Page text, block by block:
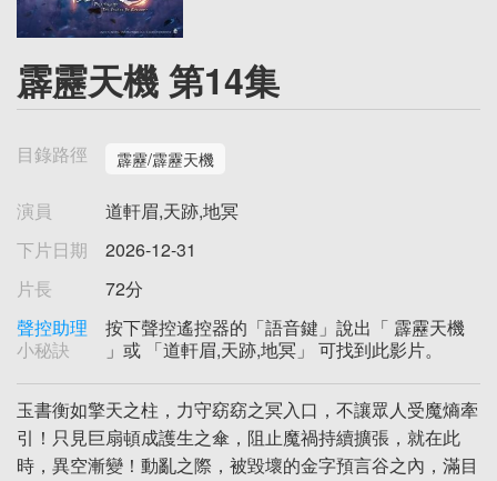
霹靂天機 第14集
目錄路徑 霹靂/霹靂天機
演員
道軒眉,天跡,地冥
下片日期
2026-12-31
片長
72分
聲控助理
小秘訣
按下聲控遙控器的「語音鍵」說出「 霹靂天機
」或 「道軒眉,天跡,地冥」 可找到此影片。
玉書衡如擎天之柱，力守窈窈之冥入口，不讓眾人受魔熵牽
引！只見巨扇頓成護生之傘，阻止魔禍持續擴張，就在此
時，異空漸變！動亂之際，被毀壞的金字預言谷之內，滿目